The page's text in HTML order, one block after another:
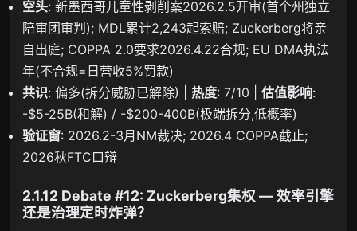
空头: 新墨西哥儿童性剥削案2026.2.5开审(首个州独立
陪审团审判); MDL累计2,243起索赔; Zuckerberg将亲
自出庭; COPPA 2.0要求2026.4.22合规; EU DMA执法
年(不合规=日营收5%罚款)
共识: 偏多(拆分威胁已解除) | 热度: 7/10 | 估值影响:
-$5-25B(和解) / -$200-400B(极端拆分,低概率)
验证窗: 2026.2-3月NM裁决; 2026.4 COPPA截止;
2026秋FTC口辩
2.1.12 Debate #12: Zuckerberg集权 — 效率引擎
还是治理定时炸弹？